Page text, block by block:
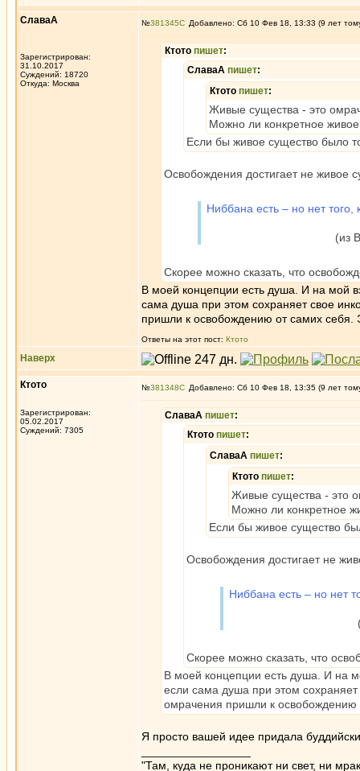
СлаваА
Зарегистрирован:
31.10.2017
Суждений: 18720
Откуда: Москва
№381345 Добавлено: Сб 10 Фев 18, 13:33 (9 лет
Ктото пишет:
СлаваА пишет:
Ктото пишет:
Живые существа - это
Можно ли конкретное
Если бы живое существо было
Освобождения достигает не живое
Ниббана есть – но нет того,
(из
Скорее можно сказать, что
В моей концепции есть душа. И на мой
сама душа при этом сохраняет свое
пришли к освобождению от самих
Ответы на этот пост: Ктото
Наверх
Ктото
Зарегистрирован:
05.02.2017
Суждений: 7305
№381348 Добавлено: Сб 10 Фев 18, 13:35 (9 лет
СлаваА пишет:
Ктото пишет:
СлаваА пишет:
Ктото пишет:
Живые существа - это
Можно ли конкретное
Если бы живое существо
Освобождения достигает не
Ниббана есть – но нет
(из
Скорее можно сказать, что
В моей концепции есть душа. И на
если сама душа при этом сохраняет
омрачения пришли к
Я просто вашей идее придала
"Там, куда не проникают ни свет, ни